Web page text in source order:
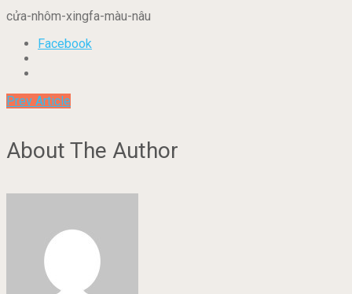
cửa-nhôm-xingfa-màu-nâu
Facebook
Prev Article
About The Author